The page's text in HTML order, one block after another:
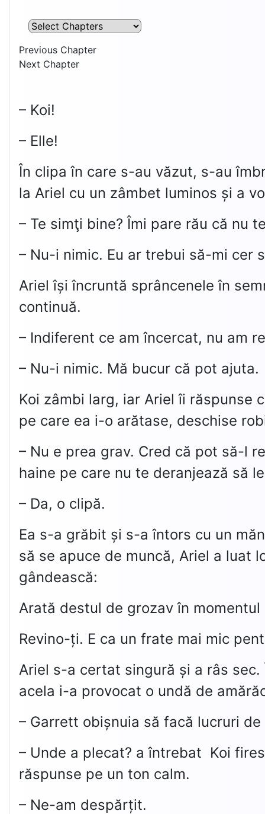
Previous Chapter
Next Chapter
– Koi!
– Elle!
În clipa în care s-au văzut, s-au
la Ariel cu un zâmbet luminos și a
– Te simţi bine? Îmi pare rău că nu
– Nu-i nimic. Eu ar trebui să-mi cer
Ariel își încruntă sprâncenele în
continuă.
– Indiferent ce am încercat, nu am
– Nu-i nimic. Mă bucur că pot ajuta.
Koi zâmbi larg, iar Ariel îi răspunse
pe care ea i-o arătase, deschise
– Nu e prea grav. Cred că pot să-l
haine pe care nu te deranjează să
– Da, o clipă.
Ea s-a grăbit și s-a întors cu un
să se apuce de muncă, Ariel a luat
gândească:
Arată destul de grozav în momentul
Revino-ți. E ca un frate mai mic
Ariel s-a certat singură și a râs
acela i-a provocat o undă de
– Garrett obișnuia să facă lucruri
– Unde a plecat? a întrebat Koi
răspunse pe un ton calm.
– Ne-am despărțit.